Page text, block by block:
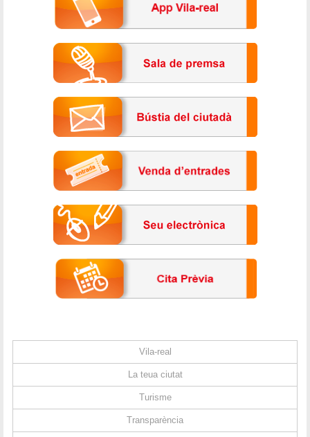
Vila-real
La teua ciutat
Turisme
Transparència